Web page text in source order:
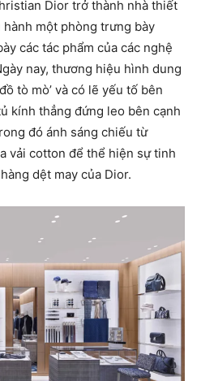
Dior trở thành nhà thiết
một phòng trưng bày
các tác phẩm của các nghệ
nay, thương hiệu hình dung
tò mò’ và có lẽ yếu tố bên
kính thẳng đứng leo bên cạnh
đó ánh sáng chiếu từ
vải cotton để thể hiện sự tinh
dệt may của Dior.